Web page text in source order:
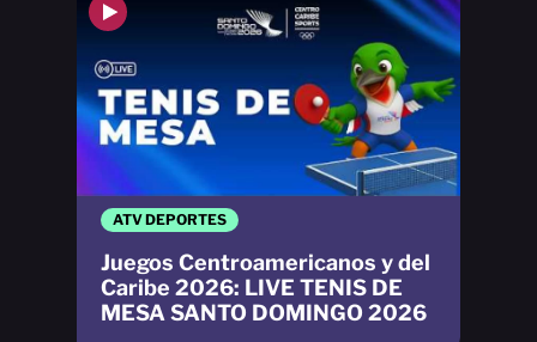
ATV DEPORTES
Juegos Centroamericanos y del
Caribe 2026: LIVE TENIS DE
MESA SANTO DOMINGO 2026